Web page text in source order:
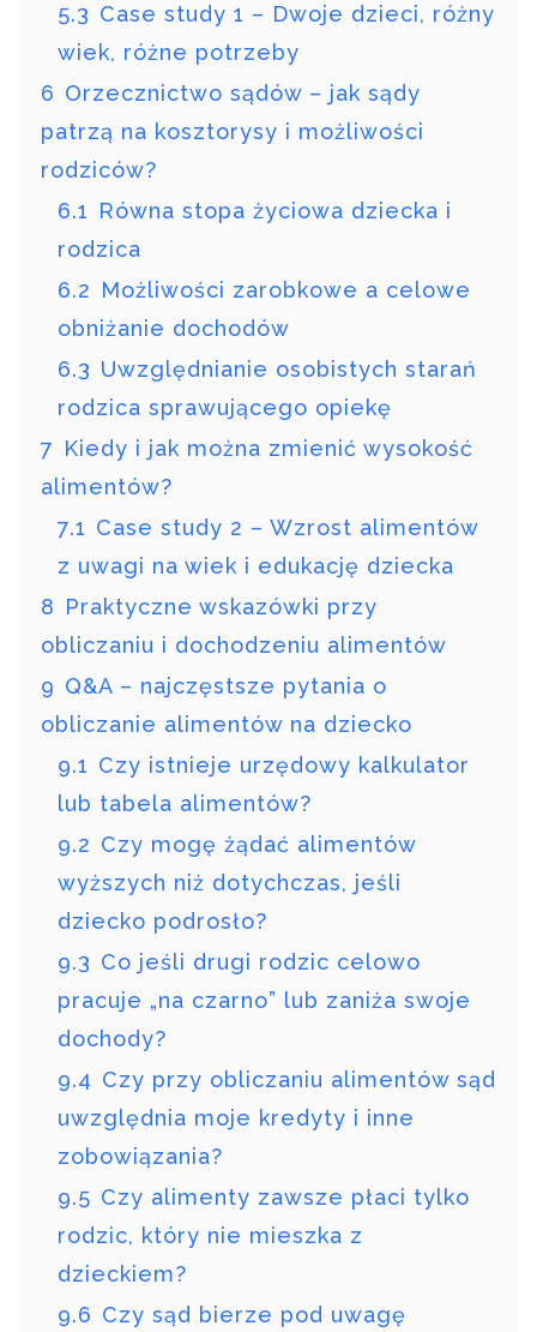
5.3 Case study 1 – Dwoje dzieci, różny
wiek, różne potrzeby
6 Orzecznictwo sądów – jak sądy
patrzą na kosztorysy i możliwości
rodziców?
6.1 Równa stopa życiowa dziecka i
rodzica
6.2 Możliwości zarobkowe a celowe
obniżanie dochodów
6.3 Uwzględnianie osobistych starań
rodzica sprawującego opiekę
7 Kiedy i jak można zmienić wysokość
alimentów?
7.1 Case study 2 – Wzrost alimentów
z uwagi na wiek i edukację dziecka
8 Praktyczne wskazówki przy
obliczaniu i dochodzeniu alimentów
9 Q&A – najczęstsze pytania o
obliczanie alimentów na dziecko
9.1 Czy istnieje urzędowy kalkulator
lub tabela alimentów?
9.2 Czy mogę żądać alimentów
wyższych niż dotychczas, jeśli
dziecko podrosło?
9.3 Co jeśli drugi rodzic celowo
pracuje „na czarno” lub zaniża swoje
dochody?
9.4 Czy przy obliczaniu alimentów sąd
uwzględnia moje kredyty i inne
zobowiązania?
9.5 Czy alimenty zawsze płaci tylko
rodzic, który nie mieszka z
dzieckiem?
9.6 Czy sąd bierze pod uwagę